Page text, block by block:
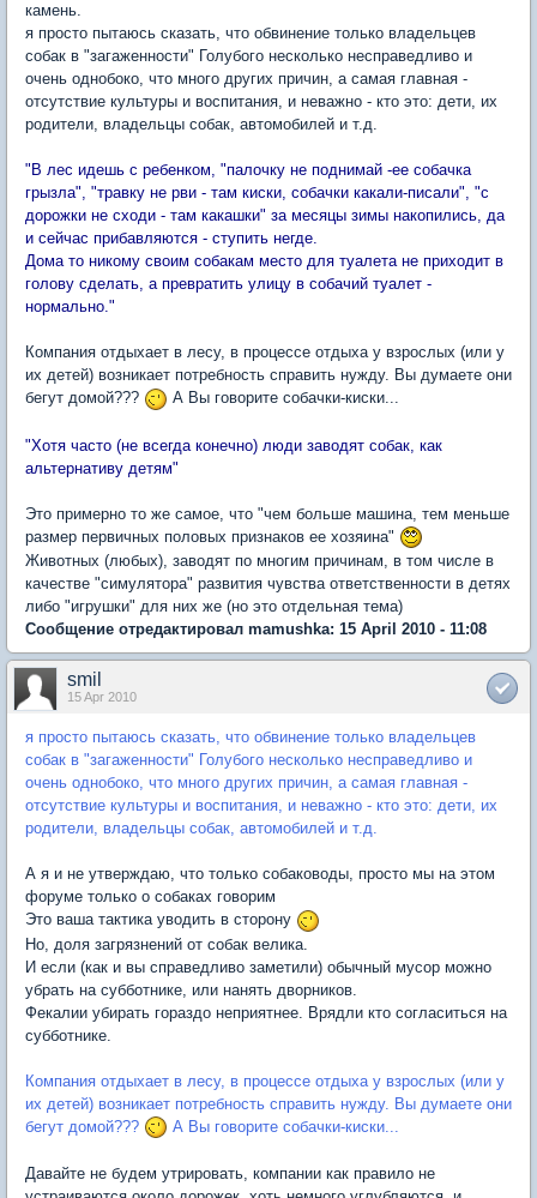
камень.
я просто пытаюсь сказать, что обвинение только владельцев
собак в "загаженности" Голубого несколько несправедливо и
очень однобоко, что много других причин, а самая главная -
отсутствие культуры и воспитания, и неважно - кто это: дети, их
родители, владельцы собак, автомобилей и т.д.
"В лес идешь с ребенком, "палочку не поднимай -ее собачка
грызла", "травку не рви - там киски, собачки какали-писали", "с
дорожки не сходи - там какашки" за месяцы зимы накопились, да
и сейчас прибавляются - ступить негде.
Дома то никому своим собакам место для туалета не приходит в
голову сделать, а превратить улицу в собачий туалет -
нормально."
Компания отдыхает в лесу, в процессе отдыха у взрослых (или у
их детей) возникает потребность справить нужду. Вы думаете они
бегут домой???
А Вы говорите собачки-киски...
"Хотя часто (не всегда конечно) люди заводят собак, как
альтернативу детям"
Это примерно то же самое, что "чем больше машина, тем меньше
размер первичных половых признаков ее хозяина"
Животных (любых), заводят по многим причинам, в том числе в
качестве "симулятора" развития чувства ответственности в детях
либо "игрушки" для них же (но это отдельная тема)
Сообщение отредактировал mamushka: 15 April 2010 - 11:08
smil
15 Apr 2010
я просто пытаюсь сказать, что обвинение только владельцев
собак в "загаженности" Голубого несколько несправедливо и
очень однобоко, что много других причин, а самая главная -
отсутствие культуры и воспитания, и неважно - кто это: дети, их
родители, владельцы собак, автомобилей и т.д.
А я и не утверждаю, что только собаководы, просто мы на этом
форуме только о собаках говорим
Это ваша тактика уводить в сторону
Но, доля загрязнений от собак велика.
И если (как и вы справедливо заметили) обычный мусор можно
убрать на субботнике, или нанять дворников.
Фекалии убирать гораздо неприятнее. Врядли кто согласиться на
субботнике.
Компания отдыхает в лесу, в процессе отдыха у взрослых (или у
их детей) возникает потребность справить нужду. Вы думаете они
бегут домой???
А Вы говорите собачки-киски...
Давайте не будем утрировать, компании как правило не